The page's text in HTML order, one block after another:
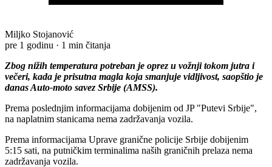
Miljko Stojanović
pre 1 godinu · 1 min čitanja
Zbog nižih temperatura potreban je oprez u vožnji tokom jutra i
večeri, kada je prisutna magla koja smanjuje vidljivost, saopštio je
danas Auto-moto savez Srbije (AMSS).
Prema poslednjim informacijama dobijenim od JP "Putevi Srbije",
na naplatnim stanicama nema zadržavanja vozila.
Prema informacijama Uprave granične policije Srbije dobijenim
5:15 sati, na putničkim terminalima naših graničnih prelaza nema
zadržavanja vozila.